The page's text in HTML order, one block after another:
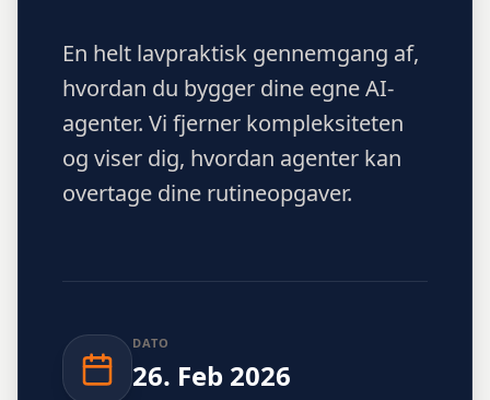
En helt lavpraktisk gennemgang af,
hvordan du bygger dine egne AI-
agenter. Vi fjerner kompleksiteten
og viser dig, hvordan agenter kan
overtage dine rutineopgaver.
DATO
26. Feb 2026